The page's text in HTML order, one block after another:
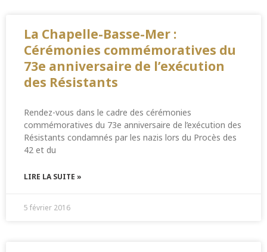
La Chapelle-Basse-Mer :
Cérémonies commémoratives du
73e anniversaire de l’exécution
des Résistants
Rendez-vous dans le cadre des cérémonies
commémoratives du 73e anniversaire de l’exécution des
Résistants condamnés par les nazis lors du Procès des
42 et du
LIRE LA SUITE »
5 février 2016